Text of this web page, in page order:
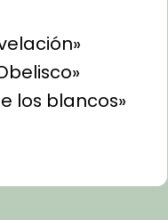
los blancos»